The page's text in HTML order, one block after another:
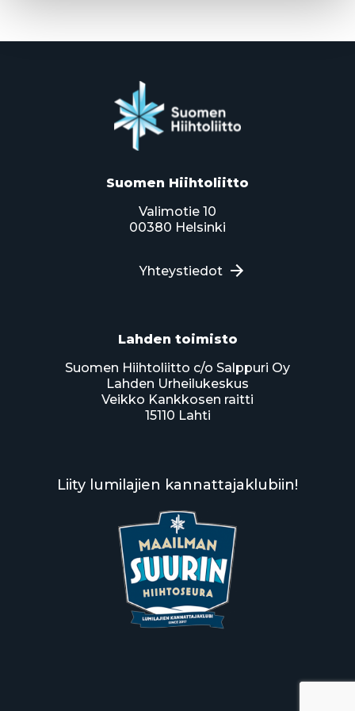
Suomen Hiihtoliitto
Valimotie 10
00380 Helsinki
Yhteystiedot
Lahden toimisto
Suomen Hiihtoliitto c/o Salppuri Oy
Lahden Urheilukeskus
Veikko Kankkosen raitti
15110 Lahti
Liity lumilajien kannattajaklubiin!